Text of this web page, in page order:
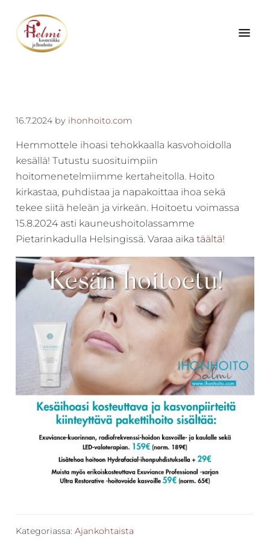
pääsisältöön
ensisijaiseen
sivupalkkiin
alatunnisteeseen
-
Kokonais­
valtainen
hyvä
olo
kaikille
–
asiantuntevuus,
tehokkuus
ja
onnistuminen
ovat
yrityksemme
arvot.
16.7.2024by ihonhoito.com
Hemmottele ihoasi tehokkaalla kasvohoidolla
kesällä! Tutustu suosituimpiin
hoitomenetelmiimme kertaheitolla. Hoito
kirkastaa, puhdistaa ja napakoittaa ihoa sekä
tekee siitä heleän ja virkeän. Hoitoetu voimassa
15.8.2024 asti kauneushoitolassamme
Pietarinkadulla Helsingissä. Varaa aika täältä!
Kategoriassa: Ajankohtaista